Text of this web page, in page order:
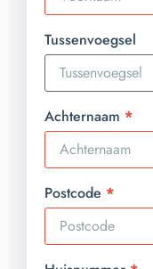
Tussenvoegsel
Achternaam
Postcode